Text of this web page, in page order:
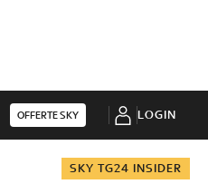
OFFERTE SKY LOGIN
SKY TG24 INSIDER